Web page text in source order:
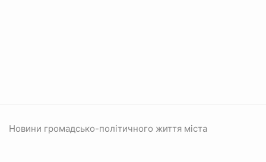
Новини громадсько-політичного життя міста